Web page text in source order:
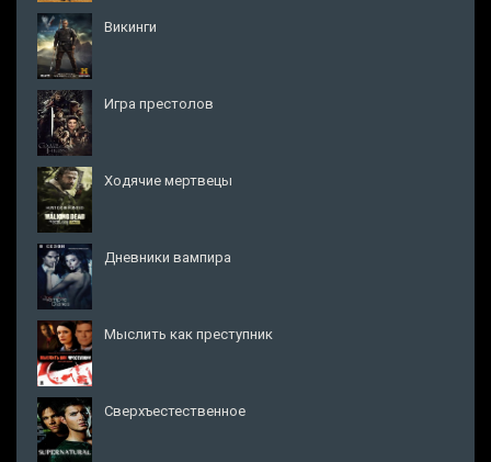
Викинги
Игра престолов
Ходячие мертвецы
Дневники вампира
Мыслить как преступник
Сверхъестественное